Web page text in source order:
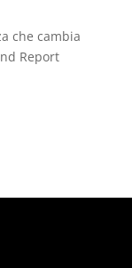
che cambia
Report